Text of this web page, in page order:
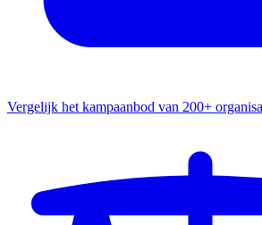
Vergelijk het kampaanbod van 200+